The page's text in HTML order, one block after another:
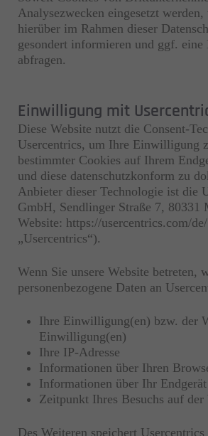
Analysezwecken eingesetzt
hierüber im Rahmen dieser
gesondert informieren und ggf.
abfragen.
Einwilligung mit
Diese Website nutzt die Consent-
Usercentrics, um Ihre Einwilligung
bestimmter Cookies auf Ihrem
und diese datenschutzkonform zu
Anbieter dieser Technologie ist die
GmbH, Sendlinger Straße 7, 80331
Website: https://usercentrics.com/
„Usercentrics“).
Wenn Sie unsere Website betreten,
personenbezogene Daten an
Ihre Einwilligung(en) bzw. der
Einwilligung(en)
Ihre IP-Adresse
Informationen über Ihren
Informationen über Ihr Endgerät
Zeitpunkt Ihres Besuchs auf der
Des Weiteren speichert